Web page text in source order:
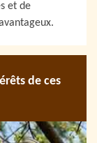
et de
de ces